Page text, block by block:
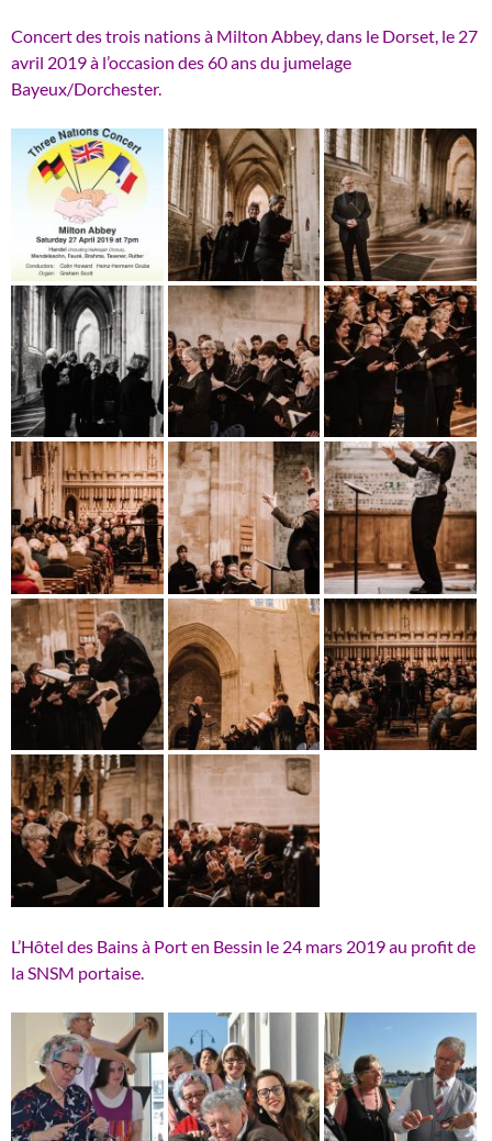
Concert des trois nations à Milton Abbey, dans le Dorset, le 27
avril 2019 à l’occasion des 60 ans du jumelage
Bayeux/Dorchester.
L’Hôtel des Bains à Port en Bessin le 24 mars 2019 au profit de
la SNSM portaise.